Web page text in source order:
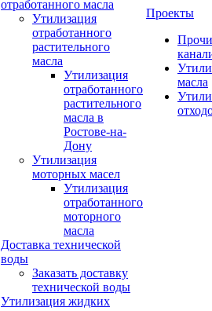
отработанного масла
Утилизация
отработанного
растительного
масла
Утилизация
отработанного
растительного
масла в
Ростове-на-
Дону
Утилизация
моторных масел
Утилизация
отработанного
моторного
масла
Доставка технической
воды
Заказать доставку
технической воды
Утилизация жидких
Проекты
масла